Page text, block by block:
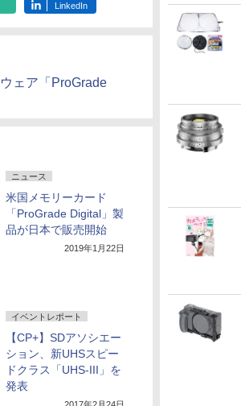
LinkedIn
ェア「ProGrade
ニュース
米国メモリーカード
「ProGrade Digital」製
品が日本で販売開始
2019年1月22日
イベントレポート
【CP+】SDアソシエー
ション、新UHSスピー
ドクラス「UHS-III」を
発表